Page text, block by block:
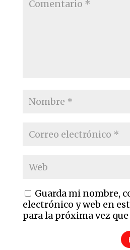
Guarda mi nombre,
electrónico y web en
para la próxima vez